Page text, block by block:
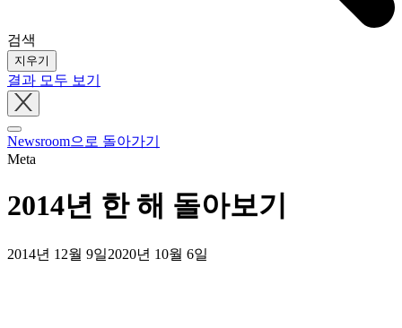
검색
지우기
결과 모두 보기
tray
Newsroom으로 돌아가기
Meta
2014년 한 해 돌아보기
2014년 12월 9일2020년 10월 6일